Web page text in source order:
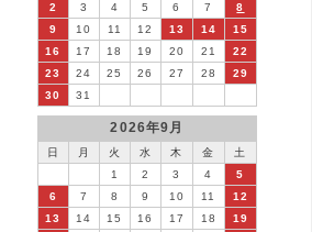
2
3 4 5 6 7
8
9
10 11 12 13 14
15
16
17 18 19 20 21
22
23
24 25 26 27 28
29
30
31
2026年9月
日 月 火 水 木 金
土
1
2 3 4
5
6
7 8 9 10 11
12
13
14 15 16 17 18 19